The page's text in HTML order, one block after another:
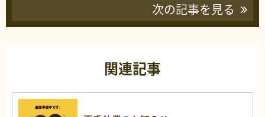
次の記事を見る
関連記事